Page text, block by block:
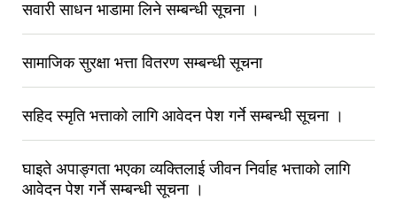
सवारी साधन भाडामा लिने सम्बन्धी सूचना ।
सामाजिक सुरक्षा भत्ता वितरण सम्बन्धी सूचना
सहिद स्मृति भत्ताको लागि आवेदन पेश गर्ने सम्बन्धी सूचना ।
घाइते अपाङ्गता भएका व्यक्तिलाई जीवन निर्वाह भत्ताको लागि
आवेदन पेश गर्ने सम्बन्धी सूचना ।